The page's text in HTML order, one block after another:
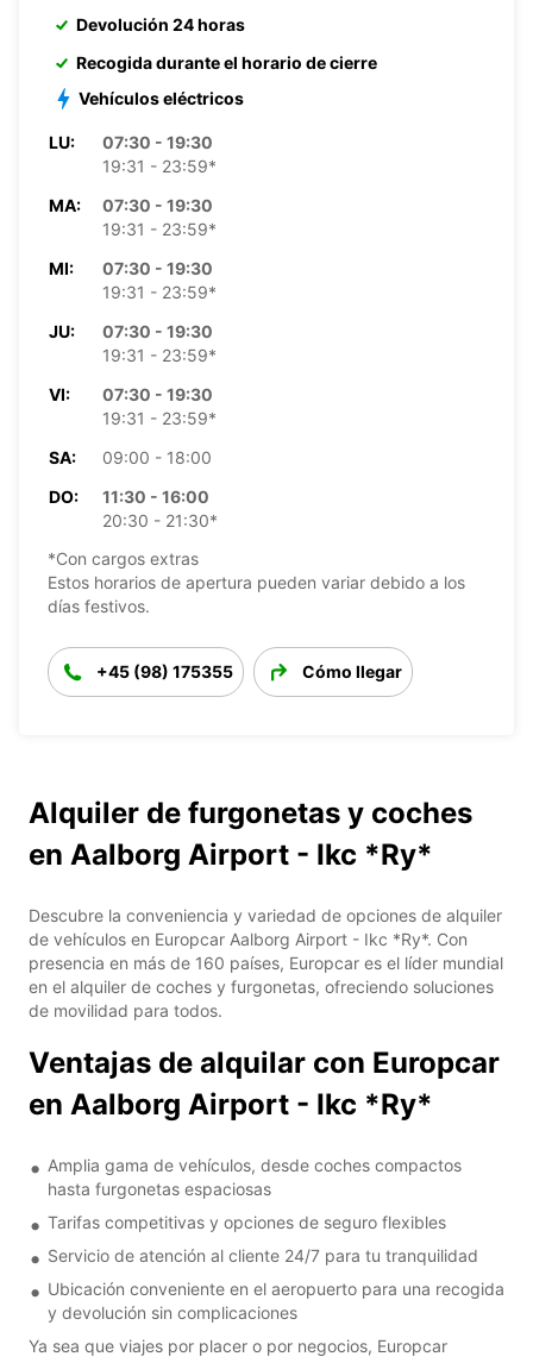
Devolución 24 horas
Recogida durante el horario de cierre
Vehículos eléctricos
LU:
07:30 - 19:30
19:31 - 23:59*
MA:
07:30 - 19:30
19:31 - 23:59*
MI:
07:30 - 19:30
19:31 - 23:59*
JU:
07:30 - 19:30
19:31 - 23:59*
VI:
07:30 - 19:30
19:31 - 23:59*
SA:
09:00 - 18:00
DO:
11:30 - 16:00
20:30 - 21:30*
*Con cargos extras
Estos horarios de apertura pueden variar debido a los
días festivos.
+45 (98) 175355 Cómo llegar
Alquiler de furgonetas y coches
en Aalborg Airport - Ikc *Ry*
Descubre la conveniencia y variedad de opciones de alquiler
de vehículos en Europcar Aalborg Airport - Ikc *Ry*. Con
presencia en más de 160 países, Europcar es el líder mundial
en el alquiler de coches y furgonetas, ofreciendo soluciones
de movilidad para todos.
Ventajas de alquilar con Europcar
en Aalborg Airport - Ikc *Ry*
Amplia gama de vehículos, desde coches compactos
hasta furgonetas espaciosas
Tarifas competitivas y opciones de seguro flexibles
Servicio de atención al cliente 24/7 para tu tranquilidad
Ubicación conveniente en el aeropuerto para una recogida
y devolución sin complicaciones
Ya sea que viajes por placer o por negocios, Europcar